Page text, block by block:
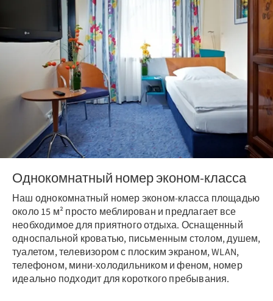
Однокомнатный номер эконом-класса
Наш однокомнатный номер эконом-класса площадью
около 15 м² просто меблирован и предлагает все
необходимое для приятного отдыха. Оснащенный
односпальной кроватью, письменным столом, душем,
туалетом, телевизором с плоским экраном, WLAN,
телефоном, мини-холодильником и феном, номер
идеально подходит для короткого пребывания.